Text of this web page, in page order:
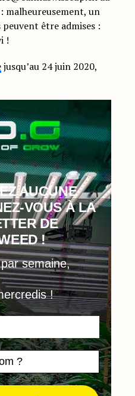
malheureusement, un
être admises :
!
jusqu’au 24 juin 2020,
AUCUNE
VOUS À LA
DE
!
semaine,
!